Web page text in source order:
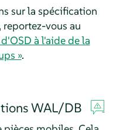
sur la spécification
vous au
à l'aide de la
».
WAL/DB